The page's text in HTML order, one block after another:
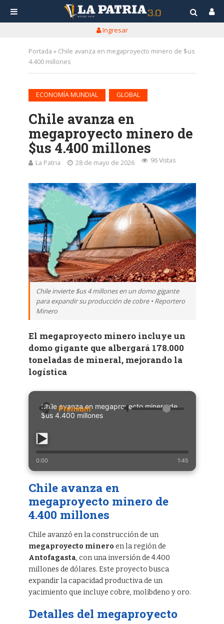
Ingresar
Portada » Chile avanza en megaproyecto minero de $us
4.400 millones
ECONOMÍA MUNDIAL GLOBAL
Chile avanza en
megaproyecto minero de
$us 4.400 millones
La Patria 28 de mayo de 2026 96 Vistas
Chile invierte $us 4 millones en un domo gigante
para expandir su producción de cobre • Reportero
Minero
El megaproyecto minero incluye un
domo gigante que albergará 178.000
toneladas de mineral, mejorando la
logística
Chile avanza en megaproyecto minero de
$us 4.400 millones
🔈
0:00 1:45
Chile avanza en
megaproyecto minero de
4.400 millones
Chile avanzó en la construcción de un
megaproyecto minero en la región de
Antofagasta, con una inversión de 4.400
millones de dólares. Este proyecto busca
expandir la capacidad productiva de un
yacimiento que incluye cobre, molibdeno y oro.
Detalles del megaproyecto